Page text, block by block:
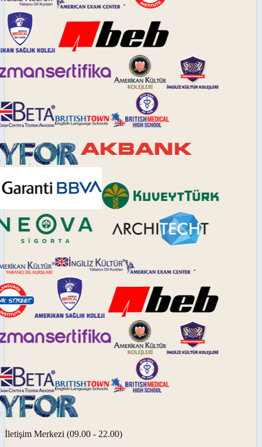
İletişim Merkezi (09.00 - 22.00)